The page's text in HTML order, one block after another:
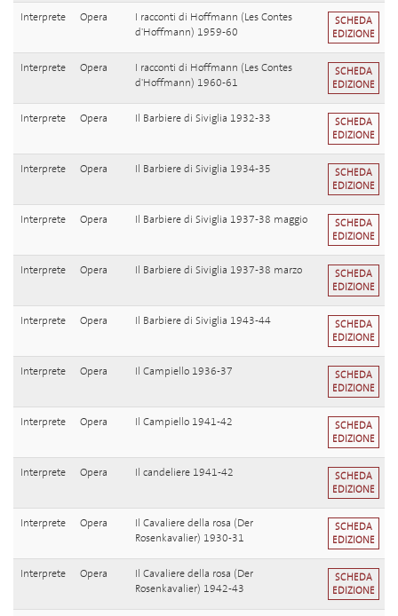
Interprete Opera
I racconti di Hoffmann (Les Contes
d'Hoffmann) 1959-60
SCHEDA
EDIZIONE
Interprete Opera
I racconti di Hoffmann (Les Contes
d'Hoffmann) 1960-61
SCHEDA
EDIZIONE
Interprete Opera Il Barbiere di Siviglia 1932-33
SCHEDA
EDIZIONE
Interprete Opera Il Barbiere di Siviglia 1934-35
SCHEDA
EDIZIONE
Interprete Opera Il Barbiere di Siviglia 1937-38 maggio
SCHEDA
EDIZIONE
Interprete Opera Il Barbiere di Siviglia 1937-38 marzo
SCHEDA
EDIZIONE
Interprete Opera Il Barbiere di Siviglia 1943-44
SCHEDA
EDIZIONE
Interprete Opera Il Campiello 1936-37
SCHEDA
EDIZIONE
Interprete Opera Il Campiello 1941-42
SCHEDA
EDIZIONE
Interprete Opera Il candeliere 1941-42
SCHEDA
EDIZIONE
Interprete Opera
Il Cavaliere della rosa (Der
Rosenkavalier) 1930-31
SCHEDA
EDIZIONE
Interprete Opera
Il Cavaliere della rosa (Der
Rosenkavalier) 1942-43
SCHEDA
EDIZIONE